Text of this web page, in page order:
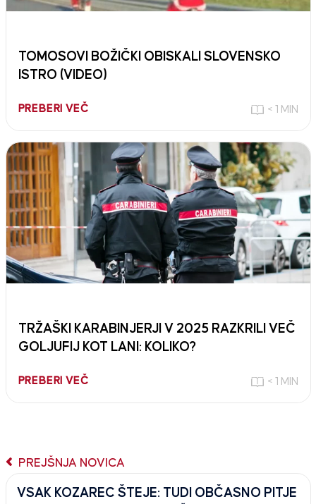
TOMOSOVI BOŽIČKI OBISKALI SLOVENSKO
ISTRO (VIDEO)
PREBERI VEČ < 1 MIN
TRŽAŠKI KARABINJERJI V 2025 RAZKRILI VEČ
GOLJUFIJ KOT LANI: KOLIKO?
PREBERI VEČ < 1 MIN
PREJŠNJA NOVICA
VSAK KOZAREC ŠTEJE: TUDI OBČASNO PITJE